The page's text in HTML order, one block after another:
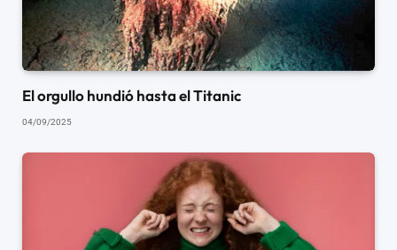
El orgullo hundió hasta el Titanic
04/09/2025